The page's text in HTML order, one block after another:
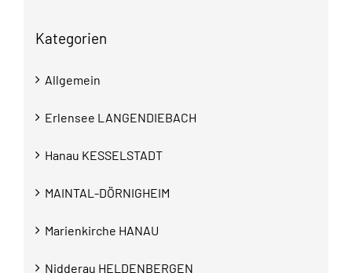
Kategorien
Allgemein
Erlensee LANGENDIEBACH
Hanau KESSELSTADT
MAINTAL-DÖRNIGHEIM
Marienkirche HANAU
Nidderau HELDENBERGEN